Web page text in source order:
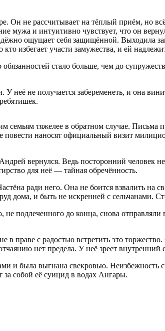
Он не рассчитывает на тёплый приём, но
мужа и интуитивно чувствует, что он
ощущает себя защищённой. Выходила
избегает участи замужества, и ей
стало больше, чем до
неё не получается забеременеть, и она
тяжелее в обратном случае. Письма
наносят официальный визит
вернулся. Ведь посторонний человек
для неё — тайная обречённость.
ради него. Она не боится взвалить на
дома, и быть не искренней с сельчанами.
подлеченного до конца, снова
в праве с радостью встретить это
нет предела. У неё зреет внутренний
и была выгнана свекровью. Неизбежность
за собой её суицид в водах Ангары.